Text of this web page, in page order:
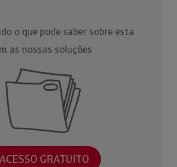
o que pode saber sobre esta
as nossas soluções
ACESSO GRATUITO